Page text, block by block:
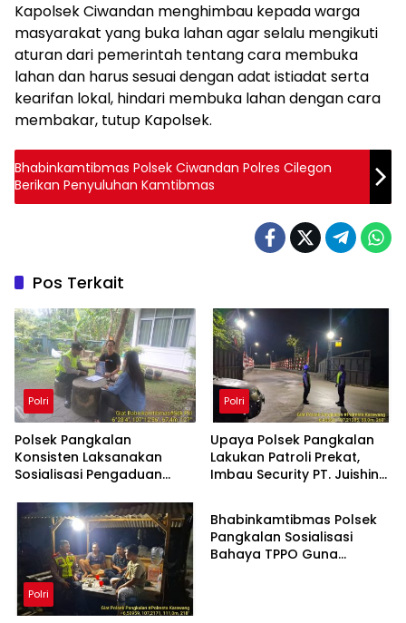
Kapolsek Ciwandan menghimbau kepada warga
masyarakat yang buka lahan agar selalu mengikuti
aturan dari pemerintah tentang cara membuka
lahan dan harus sesuai dengan adat istiadat serta
kearifan lokal, hindari membuka lahan dengan cara
membakar, tutup Kapolsek.
Bhabinkamtibmas Polsek Ciwandan Polres Cilegon
Berikan Penyuluhan Kamtibmas
Pos Terkait
Polri
Polsek Pangkalan
Konsisten Laksanakan
Sosialisasi Pengaduan
Kepada Warga di Wilayah
Hukum
Polri
Upaya Polsek Pangkalan
Lakukan Patroli Prekat,
Imbau Security PT. Juishin
Polri
Polri
Bhabinkamtibmas Polsek
Pangkalan Sosialisasi
Bahaya TPPO Guna